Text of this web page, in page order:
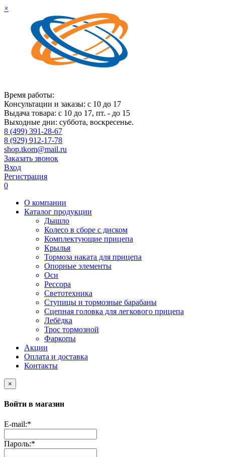
×
Время работы:
Консультации и заказы: с 10 до 17
Выдача товара: с 10 до 17, пт. - до 15
Выходные дни: суббота, воскресенье.
8 (499) 391-28-67
8 (929) 912-17-78
shop.tkom@mail.ru
Заказать звонок
Вход
Регистрация
0
О компании
Каталог продукции
Дышло
Колесо в сборе с диском
Комплектующие прицепа
Крылья
Тормоза наката для прицепа
Опорные элементы
Оси
Рессора
Светотехника
Ступицы и тормозные барабаны
Сцепная головка для легкового прицепа
Лебёдка
Трос тормозной
Фаркопы
Акции
Оплата и доставка
Контакты
×
Войти в магазин
E-mail:*
Пароль:*